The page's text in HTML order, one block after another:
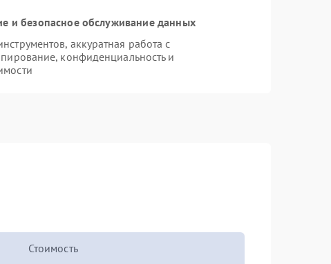
и безопасное обслуживание данных
аккуратная работа с
конфиденциальность и
Стоимость